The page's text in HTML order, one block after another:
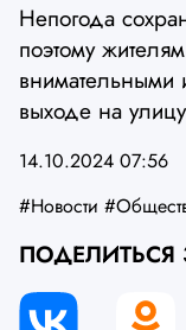
Непогода
поэтому
внимательными
выходе на
14.10.2024 07:56
#Новости